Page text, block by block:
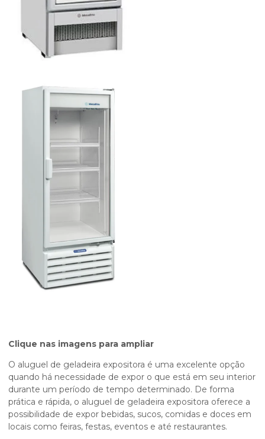
Clique nas imagens para ampliar
O aluguel de geladeira expositora é uma excelente opção
quando há necessidade de expor o que está em seu interior
durante um período de tempo determinado. De forma
prática e rápida, o aluguel de geladeira expositora oferece a
possibilidade de expor bebidas, sucos, comidas e doces em
locais como feiras, festas, eventos e até restaurantes.